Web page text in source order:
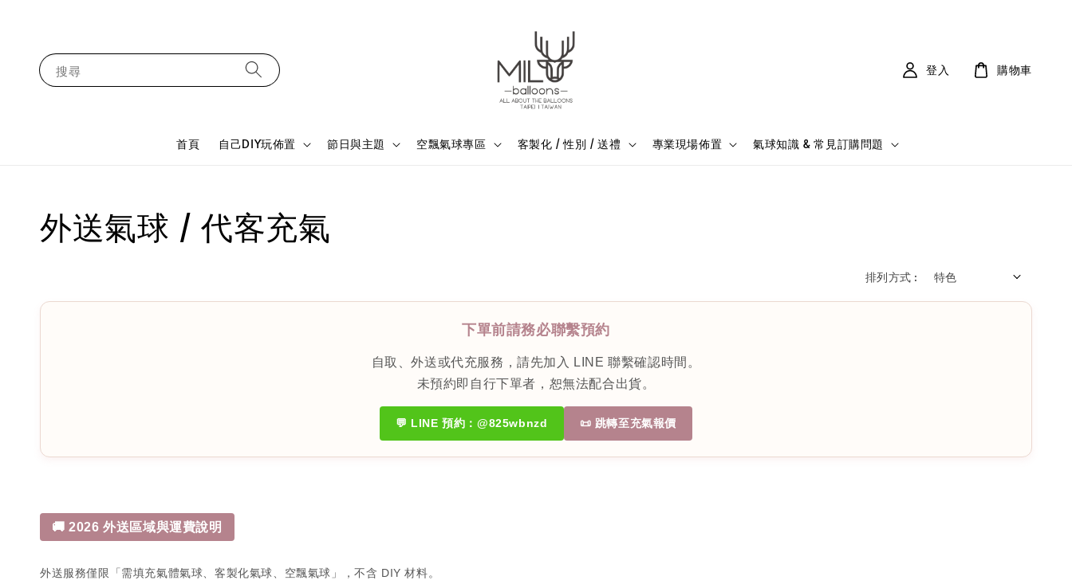
搜尋
首頁 自己DIY玩佈置 節日與主題 空飄氣球專區 客製化 / 性別 / 送禮 專業現場佈置 氣球知識 & 常見訂購問題
登入 購物車
外送氣球 / 代客充氣
排列方式 :
下單前請務必聯繫預約
自取、外送或代充服務，請先加入 LINE 聯繫確認時間。
未預約即自行下單者，恕無法配合出貨。
💬 LINE 預約：@825wbnzd 📜 跳轉至充氣報價
🚚 2026 外送區域與運費說明
外送服務僅限「需填充氣體氣球、客製化氣球、空飄氣球」，不含 DIY 材料。